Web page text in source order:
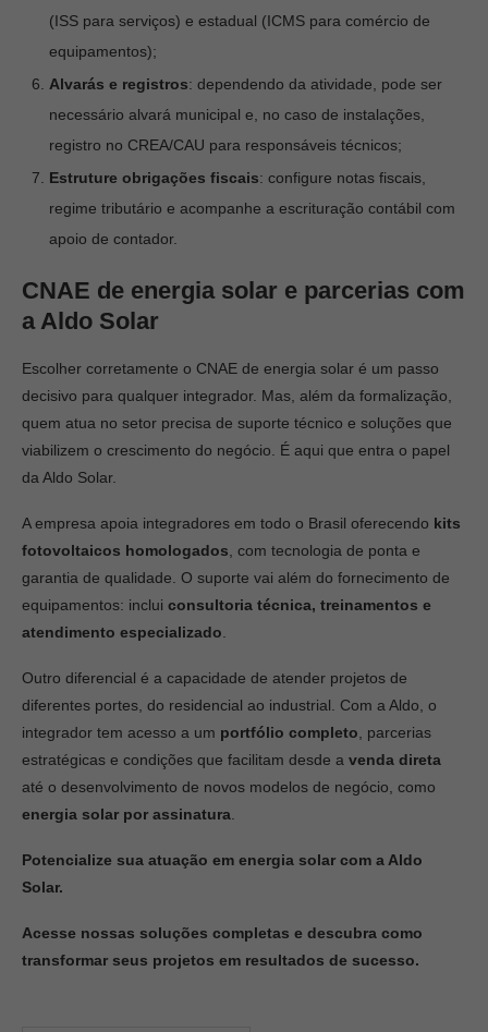
(ISS para serviços) e estadual (ICMS para comércio de
equipamentos);
Alvarás e registros: dependendo da atividade, pode ser
necessário alvará municipal e, no caso de instalações,
registro no CREA/CAU para responsáveis técnicos;
Estruture obrigações fiscais: configure notas fiscais,
regime tributário e acompanhe a escrituração contábil com
apoio de contador.
CNAE de energia solar e parcerias com
a Aldo Solar
Escolher corretamente o CNAE de energia solar é um passo
decisivo para qualquer integrador. Mas, além da formalização,
quem atua no setor precisa de suporte técnico e soluções que
viabilizem o crescimento do negócio. É aqui que entra o papel
da Aldo Solar.
A empresa apoia integradores em todo o Brasil oferecendo kits
fotovoltaicos homologados , com tecnologia de ponta e
garantia de qualidade. O suporte vai além do fornecimento de
equipamentos: inclui consultoria técnica, treinamentos e
atendimento especializado
Outro diferencial é a capacidade de atender projetos de
diferentes portes, do residencial ao industrial. Com a Aldo, o
integrador tem acesso a um portfólio completo , parcerias
estratégicas e condições que facilitam desde a venda direta
até o desenvolvimento de novos modelos de negócio, como
energia solar por assinatura
Potencialize sua atuação em energia solar com a Aldo
Solar.
Acesse nossas soluções completas e descubra como
transformar seus projetos em resultados de sucesso.